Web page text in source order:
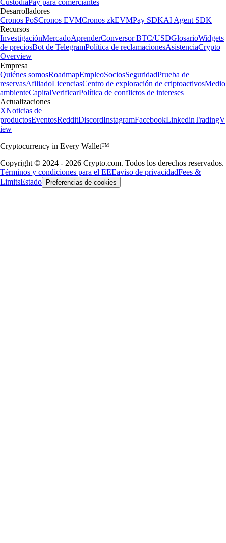
Custodia Pay para comerciantes
Desarrolladores
Cronos PoSCronos EVMCronos zkEVMPay SDKAI Agent SDK
Recursos
InvestigaciónMercadoAprenderConversor BTC/USDGlosarioWidgets
de preciosBot de TelegramPolítica de reclamacionesAsistenciaCrypto
Overview
Empresa
Quiénes somosRoadmapEmpleoSociosSeguridadPrueba de
reservasAfiliadoLicenciasCentro de exploración de criptoactivosMedio
ambienteCapitalVerificarPolítica de conflictos de intereses
Actualizaciones
XNoticias de
productosEventosRedditDiscordInstagramFacebookLinkedinTradingV
iew
Cryptocurrency in Every Wallet™
Copyright © 2024 - 2026 Crypto.com. Todos los derechos reservados.
Términos y condiciones para el EEEaviso de privacidadFees &
LimitsEstado Preferencias de cookies